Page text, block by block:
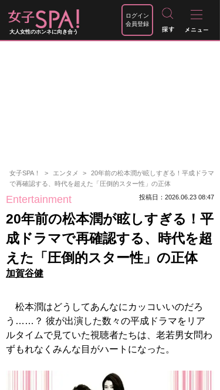
大人女性のホンネに向き合う
ログイン
会員登録
女子SPA！ エンタメ
20年前の松本潤が眩しすぎる！平成ドラマ
で再確認する、時代を超えた「圧倒的スター性」の正体
Entertainment 投稿日：2026.06.23 08:47
20年前の松本潤が眩しすぎる！平
成ドラマで再確認する、時代を超
えた「圧倒的スター性」の正体
加賀谷健
松本潤はどうしてあんなにカッコいいのだろ
う……？ 彼が出演した数々の平成ドラマをリア
ルタイムで見ていた視聴者たちは、老若男女問わ
ずもれなくみんな目がハートになった。